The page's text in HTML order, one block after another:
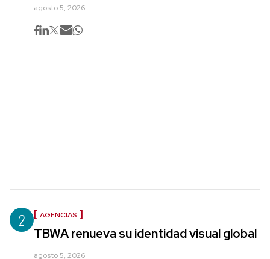
agosto 5, 2026
2 AGENCIAS
TBWA renueva su identidad visual global
agosto 5, 2026